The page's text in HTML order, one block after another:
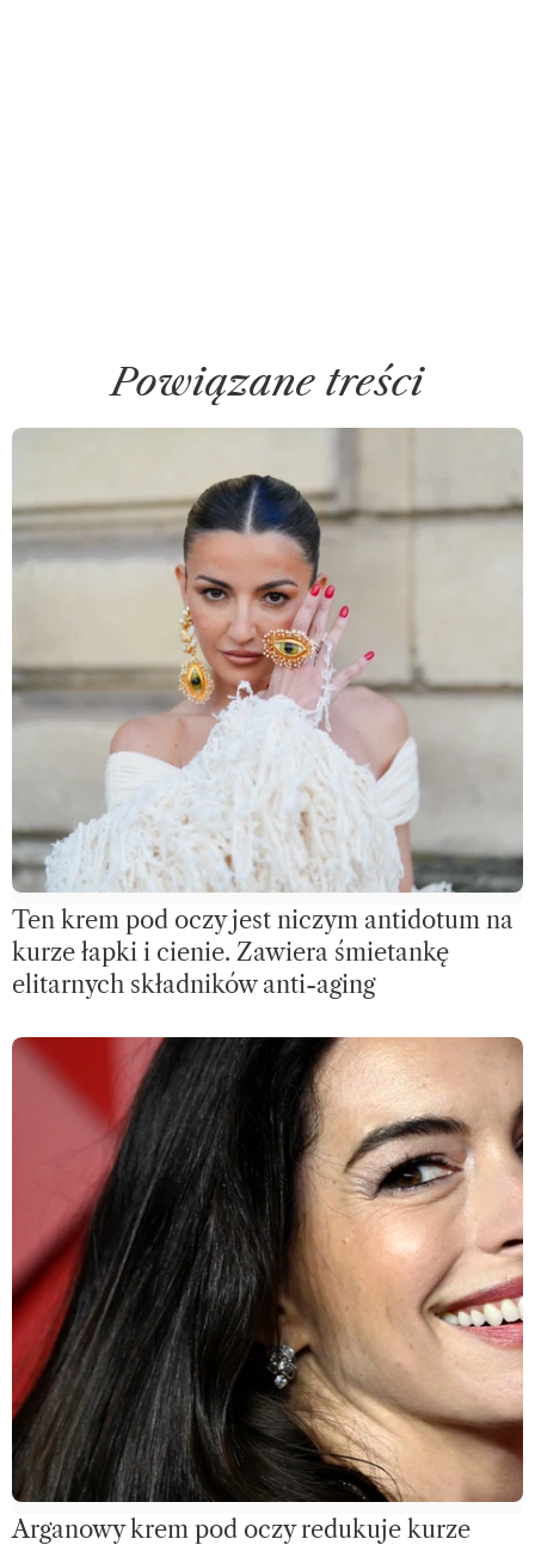
Powiązane treści
Ten krem pod oczy jest niczym antidotum na
kurze łapki i cienie. Zawiera śmietankę
elitarnych składników anti-aging
Arganowy krem pod oczy redukuje kurze